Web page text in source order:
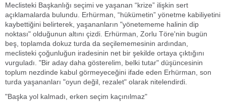
Meclisteki Başkanlığı seçimi ve yaşanan “krize” ilişkin sert
açıklamalarda bulundu. Erhürman, “hükümetin” yönetme kabiliyetini
kaybettiğini belirterek, yaşananların "yönetememe halinin dip
noktası" olduğunun altını çizdi. Erhürman, Zorlu Töre'nin bugün
beş, toplamda dokuz turda da seçilememesinin ardından,
meclisteki çoğunluğun iradesinin net bir şekilde ortaya çıktığını
vurguladı. "Bir aday daha gösterelim, belki tutar" düşüncesinin
toplum nezdinde kabul görmeyeceğini ifade eden Erhürman, son
turda yaşananları "oyun değil, rezalet" olarak nitelendirdi.
"Başka yol kalmadı, erken seçim kaçınılmaz"